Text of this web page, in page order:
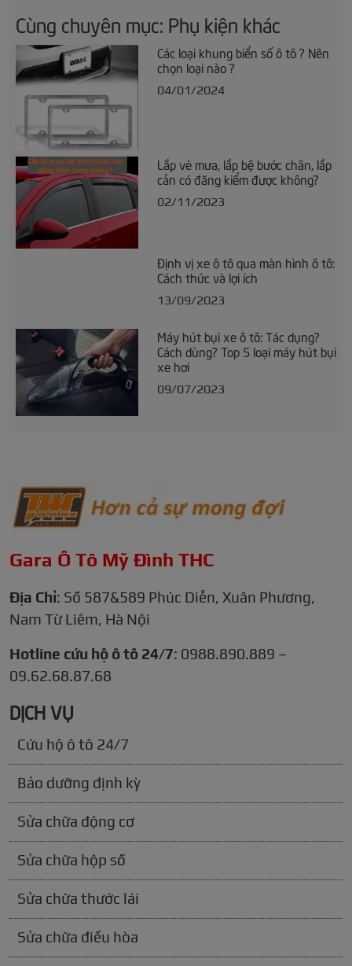
Cùng chuyên mục: Phụ kiện khác
Các loại khung biển số ô tô ? Nên
chọn loại nào ?
04/01/2024
Lắp vè mưa, lắp bệ bước chân, lắp
cản có đăng kiểm được không?
02/11/2023
Định vị xe ô tô qua màn hình ô tô:
Cách thức và lợi ích
13/09/2023
Máy hút bụi xe ô tô: Tác dụng?
Cách dùng? Top 5 loại máy hút bụi
xe hơi
09/07/2023
Gara Ô Tô Mỹ Đình THC
Địa Chỉ: Số 587&589 Phúc Diễn, Xuân Phương,
Nam Từ Liêm, Hà Nội
Hotline cứu hộ ô tô 24/7: 0988.890.889 –
09.62.68.87.68
DỊCH VỤ
Cứu hộ ô tô 24/7
Bảo dưỡng định kỳ
Sửa chữa động cơ
Sửa chữa hộp số
Sửa chữa thước lái
Sửa chữa điều hòa